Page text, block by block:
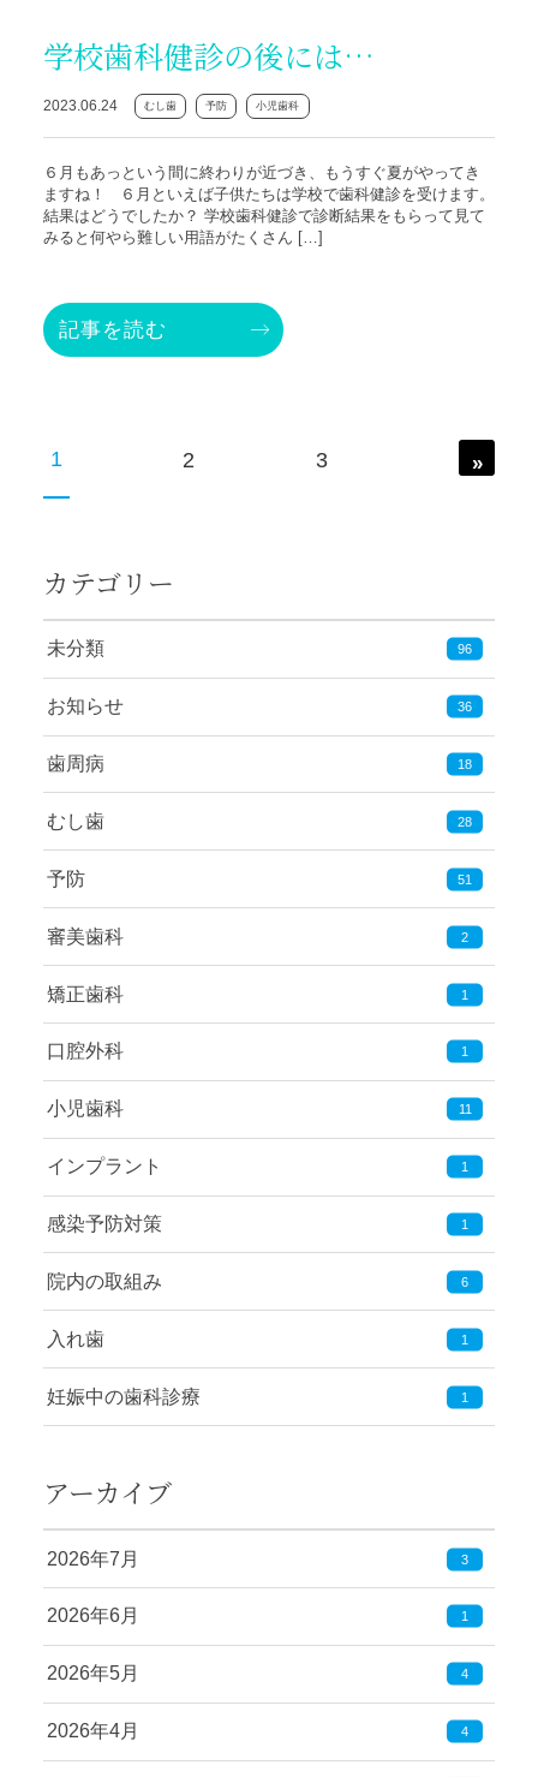
学校歯科健診の後には…
2023.06.24 むし歯 予防 小児歯科
６月もあっという間に終わりが近づき、もうすぐ夏がやってき
ますね！ ６月といえば子供たちは学校で歯科健診を受けます。
結果はどうでしたか？ 学校歯科健診で診断結果をもらって見て
みると何やら難しい用語がたくさん […]
記事を読む
1 2 3 »
カテゴリー
未分類 96
お知らせ 36
歯周病 18
むし歯 28
予防 51
審美歯科 2
矯正歯科 1
口腔外科 1
小児歯科 11
インプラント 1
感染予防対策 1
院内の取組み 6
入れ歯 1
妊娠中の歯科診療 1
アーカイブ
2026年7月 3
2026年6月 1
2026年5月 4
2026年4月 4